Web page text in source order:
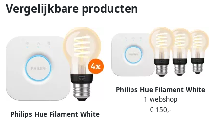
Vergelijkbare producten
Philips Hue Filament White
Philips Hue Filament White
Ambiance Standaard 3-Pack +
Bridge
1 webshop
€ 150,-